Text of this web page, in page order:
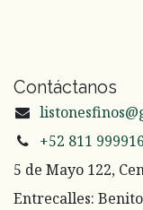
Contáctanos
+52 811
5 de Mayo 122,
Entrecalles: